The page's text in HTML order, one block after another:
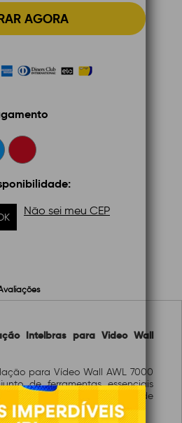
AGORA
Não sei meu CEP
Intelbras para Video Wall
para Vídeo Wall AWL 7000
de ferramentas essenciais
que busca facilidade de
otimizado em video walls.